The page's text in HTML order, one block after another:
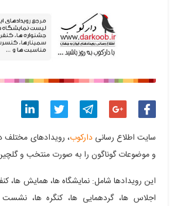
گذاری
فیسبوک
گذاری
در
گوگل
گذاری
تلگرام
گذاری
توییتر
گذاری
در
لینکدین
سایت اطلاع رسانیدارکوب، رویدادهای مختلف
و موضوعات گوناگون را به صورت منتخب و
این رویدادها شامل: نمایشگاه ها، همایش ها،
اجلاس ها، گردهمایی ها، کنگره ها، نشست